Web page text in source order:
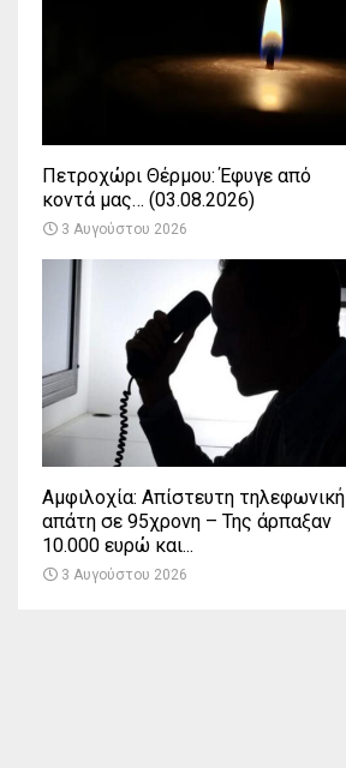
Πετροχώρι Θέρμου: Έφυγε από
κοντά μας… (03.08.2026)
3 Αυγούστου 2026
Αμφιλοχία: Απίστευτη τηλεφωνική
απάτη σε 95χρονη – Της άρπαξαν
10.000 ευρώ και...
3 Αυγούστου 2026